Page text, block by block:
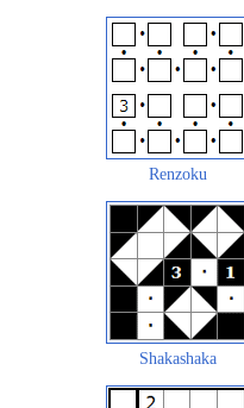
Renzoku
Shakashaka